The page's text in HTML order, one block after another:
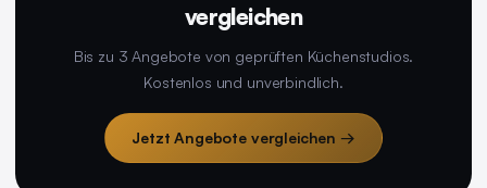
vergleichen
Bis zu 3 Angebote von geprüften Küchenstudios.
Kostenlos und unverbindlich.
Jetzt Angebote vergleichen →